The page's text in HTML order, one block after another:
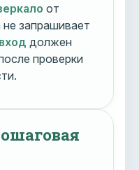
от
запрашивает
должен
проверки